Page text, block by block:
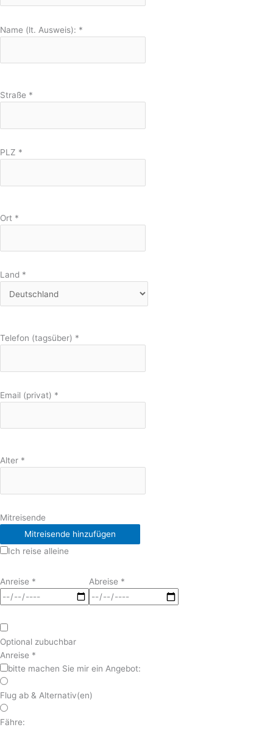
Name (lt. Ausweis): *
Straße *
PLZ *
Ort *
Land *
Telefon (tagsüber) *
Email (privat) *
Alter *
Mitreisende
Mitreisende hinzufügen
Ich reise alleine
Anreise * Abreise *
Optional zubuchbar
Anreise *
bitte machen Sie mir ein Angebot:
Flug ab & Alternativ(en)
Fähre: